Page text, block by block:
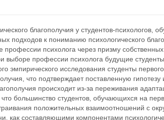
благополучия у студентов-психологов,
подходов к пониманию психологического
профессии психолога через призму
выборе профессии психолога будущие
эмпирического исследования студенты
что подтверждает поставленную гипотезу
происходит из-за переживания
большинство студентов, обучающихся на
положительных взаимоотношений с
как составляющими компонентами